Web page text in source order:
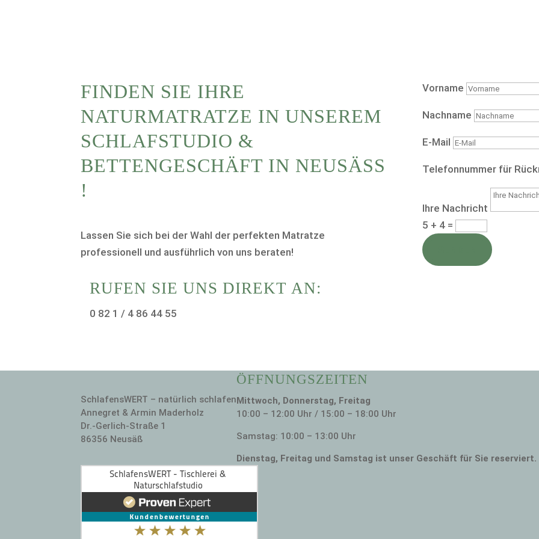
FINDEN SIE IHRE
NATURMATRATZE IN UNSEREM
SCHLAFSTUDIO &
BETTENGESCHÄFT IN NEUSÄSS !
Lassen Sie sich bei der Wahl der perfekten Matratze
professionell und ausführlich von uns beraten!
RUFEN SIE UNS DIREKT AN:
0 82 1 / 4 86 44 55
Vorname
Nachname
E-Mail
Telefonnummer für
Ihre Nachricht
5 + 4=
SchlafensWERT – natürlich schlafen
Annegret & Armin Maderholz
Dr.-Gerlich-Straße 1
86356 Neusäß
ÖFFNUNGSZEITEN
Mittwoch, Donnerstag, Freitag
10:00 – 12:00 Uhr / 15:00 – 18:00 Uhr
Samstag: 10:00 – 13:00 Uhr
Dienstag, Freitag und Samstag ist unser Geschäft für Sie